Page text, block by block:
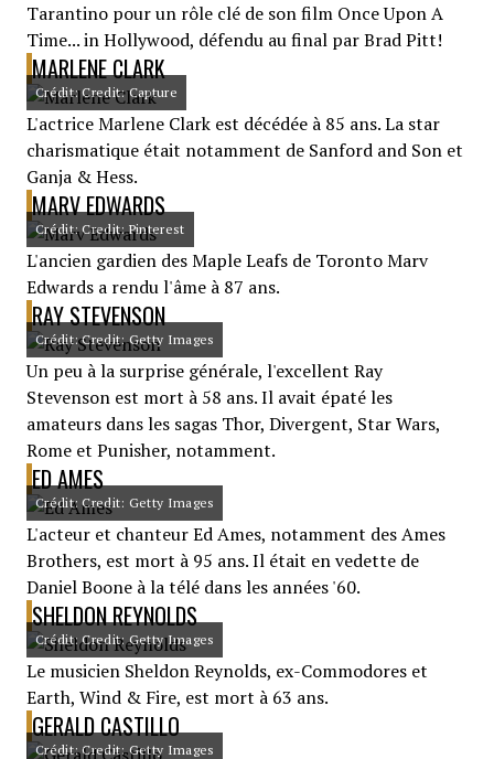
Tarantino pour un rôle clé de son film Once Upon A
Time... in Hollywood, défendu au final par Brad Pitt!
MARLENE CLARK
Crédit: Credit: Capture
L'actrice Marlene Clark est décédée à 85 ans. La star
charismatique était notamment de Sanford and Son et
Ganja & Hess.
MARV EDWARDS
Crédit: Credit: Pinterest
L'ancien gardien des Maple Leafs de Toronto Marv
Edwards a rendu l'âme à 87 ans.
RAY STEVENSON
Crédit: Credit: Getty Images
Un peu à la surprise générale, l'excellent Ray
Stevenson est mort à 58 ans. Il avait épaté les
amateurs dans les sagas Thor, Divergent, Star Wars,
Rome et Punisher, notamment.
ED AMES
Crédit: Credit: Getty Images
L'acteur et chanteur Ed Ames, notamment des Ames
Brothers, est mort à 95 ans. Il était en vedette de
Daniel Boone à la télé dans les années '60.
SHELDON REYNOLDS
Crédit: Credit: Getty Images
Le musicien Sheldon Reynolds, ex-Commodores et
Earth, Wind & Fire, est mort à 63 ans.
GERALD CASTILLO
Crédit: Credit: Getty Images